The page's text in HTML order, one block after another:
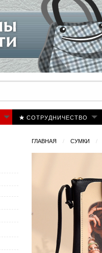
СОТРУДНИЧЕСТВО
ГЛАВНАЯ СУМКИ